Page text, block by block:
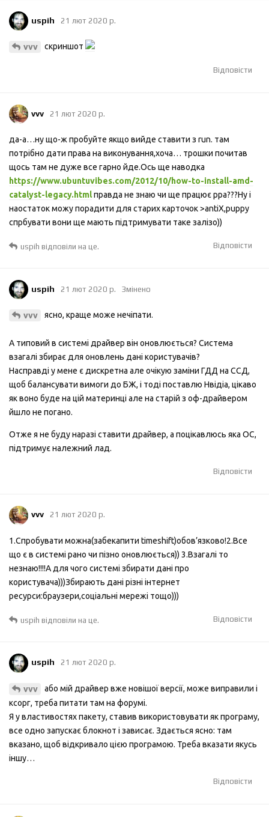
uspih 21 лют 2020 р.
vvv скриншот
Відповісти
vvv 21 лют 2020 р.
да-а…ну що-ж пробуйте якщо вийде ставити з run. там
потрібно дати права на виконування,хоча… трошки почитав
щось там не дуже все гарно йде.Ось ще наводка
https://www.ubuntuvibes.com/2012/10/how-to-install-amd-
catalyst-legacy.htmlправда не знаю чи ще працює ppa???Ну і
наостаток можу порадити для старих карточок >antiX,puppy
спрбувати вони ще мають підтримувати таке залізо))
Відповісти
uspih відповіли на це.
uspih 21 лют 2020 р. Змінено
vvv ясно, краще може нечіпати.
А типовий в системі драйвер він оновлюється? Система
взагалі збирає для оновлень дані користувачів?
Насправді у мене є дискретна але очікую заміни ГДД на ССД,
щоб балансувати вимоги до БЖ, і тоді поставлю Нвідіа, цікаво
як воно буде на цій материнці але на старій з оф-драйвером
йшло не погано.
Отже я не буду наразі ставити драйвер, а поцікавлюсь яка ОС,
підтримує належний лад.
Відповісти
vvv 21 лют 2020 р.
1.Спробувати можна(забекапити timeshift)обов’язково!2.Все
що є в системі рано чи пізно оновлюється)) 3.Взагалі то
незнаю!!!!А для чого системі збирати дані про
користувача)))Збирають дані різні інтернет
ресурси:браузери,соціальні мережі тощо)))
Відповісти
uspih відповіли на це.
uspih 21 лют 2020 р.
vvv
або мій драйвер вже новішої версії, може виправили і
ксорг, треба питати там на форумі.
Я у властивостях пакету, ставив використовувати як програму,
все одно запускає блокнот і зависає. Здається ясно: там
вказано, щоб відкривало цією програмою. Треба вказати якусь
іншу…
Відповісти